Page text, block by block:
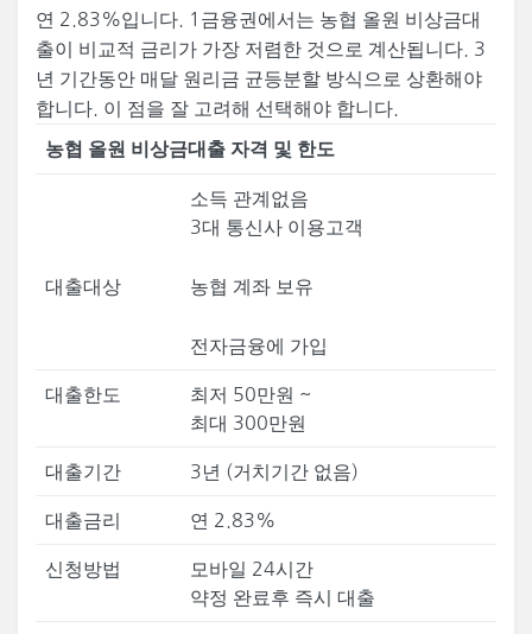
연 2.83%입니다. 1금융권에서는 농협 올원 비상금대
출이 비교적 금리가 가장 저렴한 것으로 계산됩니다. 3
년 기간동안 매달 원리금 균등분할 방식으로 상환해야
합니다. 이 점을 잘 고려해 선택해야 합니다.
농협 올원 비상금대출 자격 및 한도
대출대상
소득 관계없음
3대 통신사 이용고객
농협 계좌 보유
전자금융에 가입
대출한도
최저 50만원 ~
최대 300만원
대출기간 3년 (거치기간 없음)
대출금리 연 2.83%
신청방법
모바일 24시간
약정 완료후 즉시 대출